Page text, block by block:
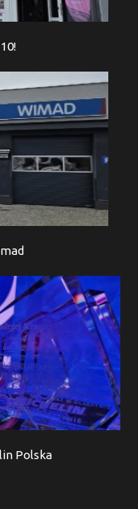
Polska